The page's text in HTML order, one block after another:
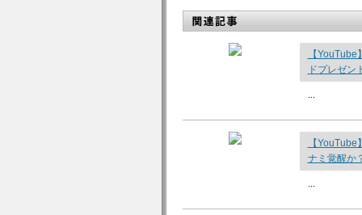
【
ドプレゼン
【
ナミ覚醒か